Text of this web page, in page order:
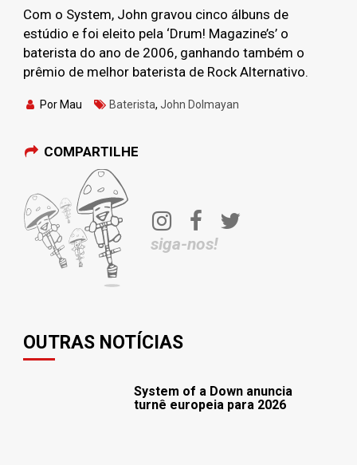
Com o System, John gravou cinco álbuns de
estúdio e foi eleito pela ‘Drum! Magazine’s’ o
baterista do ano de 2006, ganhando também o
prêmio de melhor baterista de Rock Alternativo.
Por Mau Baterista, John Dolmayan
COMPARTILHE
siga-nos!
OUTRAS NOTÍCIAS
System of a Down anuncia
turnê europeia para 2026